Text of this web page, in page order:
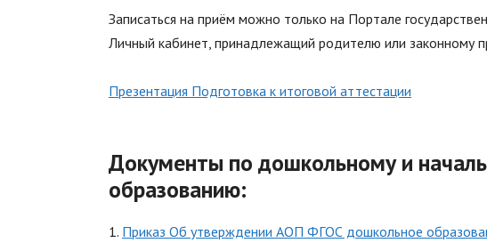
Записаться на приём можно только на Портале
Личный кабинет, принадлежащий родителю или законному
Презентация Подготовка к итоговой аттестации
Документы по дошкольному и
образованию:
1. Приказ Об утверждении АОП ФГОС дошкольное